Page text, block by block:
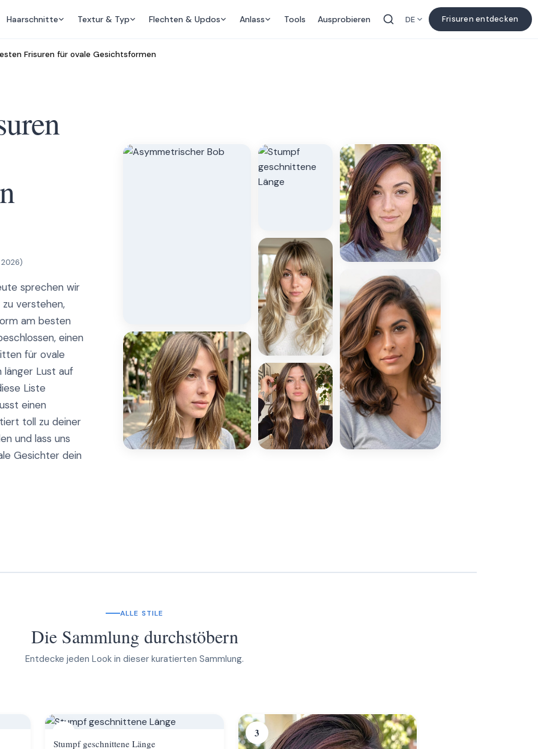
Haarschnitte Textur & Typ Flechten & Updos Anlass Tools Ausprobieren DE Frisuren entdecken
Frisuren für ovale Gesichtsformen
2026)
sprechen wir
zu verstehen,
am besten
einen
für ovale
länger Lust auf
Liste
einen
toll zu deiner
und lass uns
Gesichter dein
ALLE STILE
Die Sammlung durchstöbern
Entdecke jeden Look in dieser kuratierten Sammlung.
Stumpf geschnittene Länge
3